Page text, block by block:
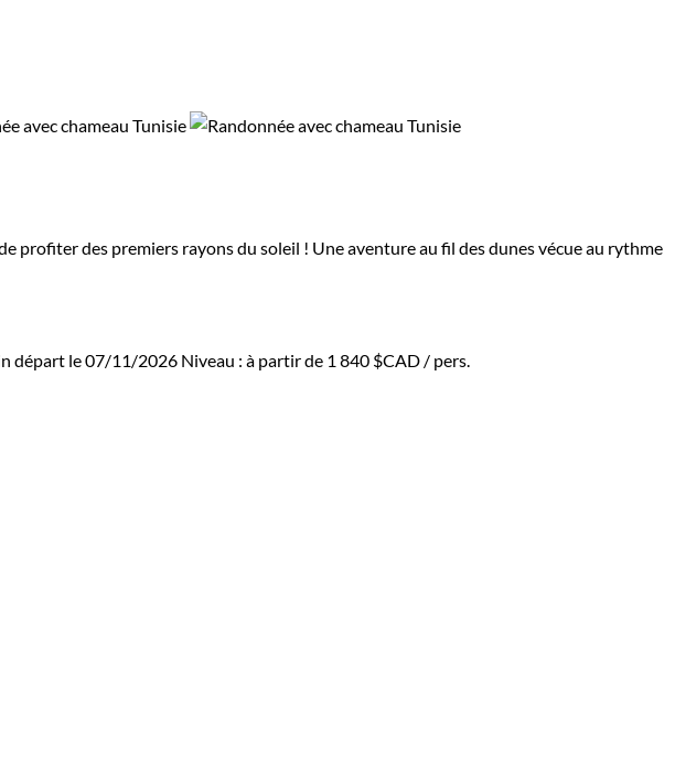
profiter des premiers rayons du soleil ! Une aventure au fil des dunes vécue au rythme
départ le 07/11/2026 Niveau : à partir de 1 840 $CAD / pers.